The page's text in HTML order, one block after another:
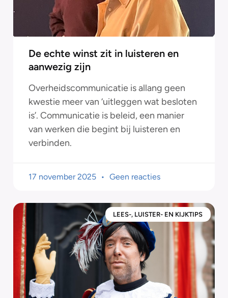
De echte winst zit in luisteren en
aanwezig zijn
Overheidscommunicatie is allang geen
kwestie meer van ‘uitleggen wat besloten
is’. Communicatie is beleid, een manier
van werken die begint bij luisteren en
verbinden.
17 november 2025 Geen reacties
LEES-, LUISTER- EN KIJKTIPS